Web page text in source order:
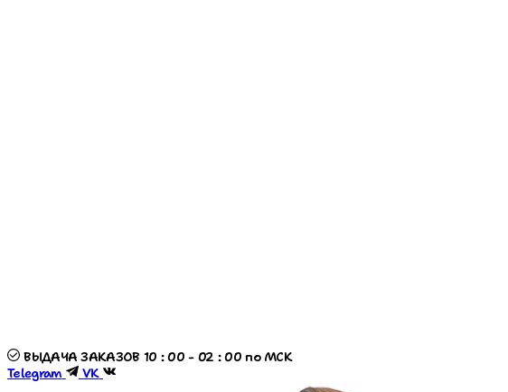
ВЫДАЧА ЗАКАЗОВ 10 : 00 - 02 : 00 по МСК
Telegram
VK